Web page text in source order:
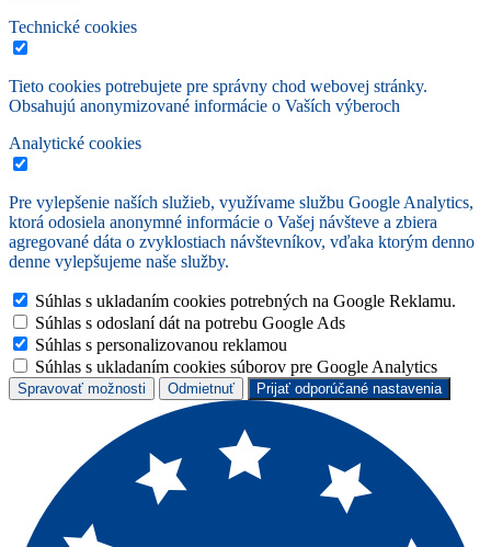
Technické cookies
Tieto cookies potrebujete pre správny chod webovej stránky.
Obsahujú anonymizované informácie o Vaších výberoch
Analytické cookies
Pre vylepšenie naších služieb, využívame službu Google Analytics,
ktorá odosiela anonymné informácie o Vašej návšteve a zbiera
agregované dáta o zvyklostiach návštevníkov, vďaka ktorým denno
denne vylepšujeme naše služby.
Súhlas s ukladaním cookies potrebných na Google Reklamu.
Súhlas s odoslaní dát na potrebu Google Ads
Súhlas s personalizovanou reklamou
Súhlas s ukladaním cookies súborov pre Google Analytics
Spravovať možnosti Odmietnuť Prijať odporúčané nastavenia